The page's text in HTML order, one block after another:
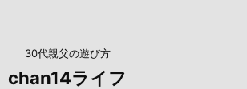
30代親父の遊び方
chan14ライフ